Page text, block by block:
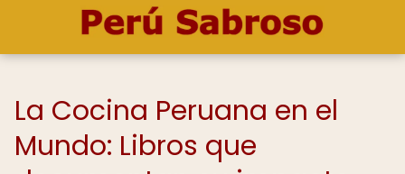
La Cocina Peruana en el
Mundo: Libros que